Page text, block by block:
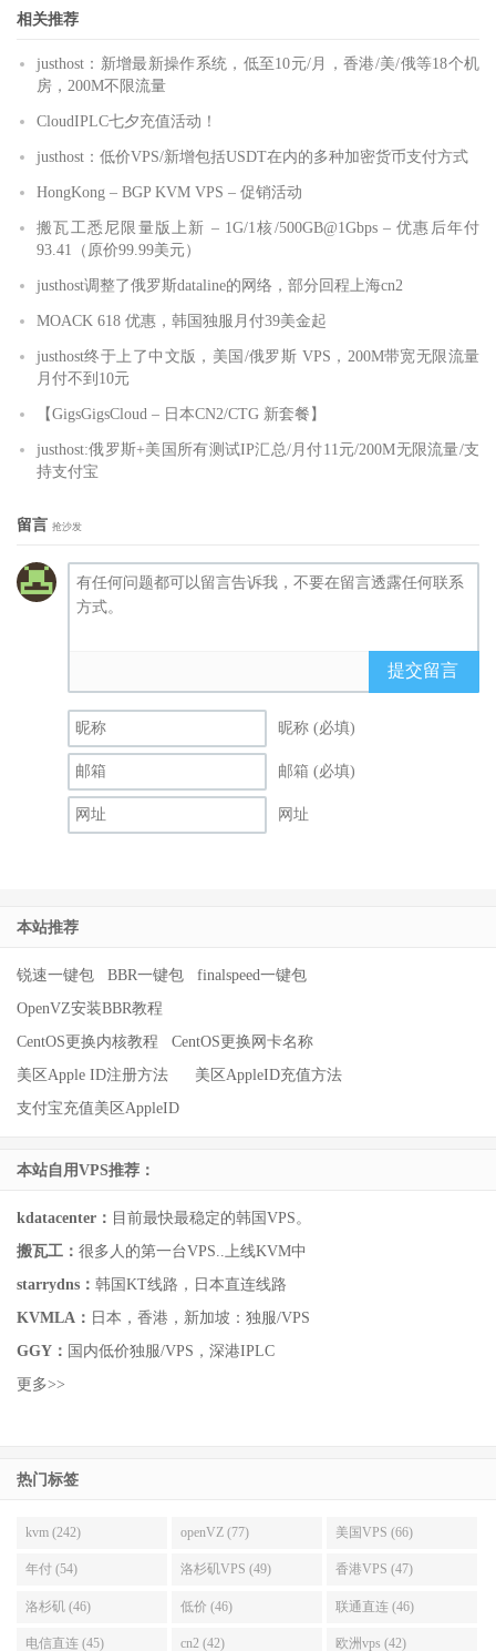
相关推荐
justhost：新增最新操作系统，低至10元/月，香港/美/俄等18个机
房，200M不限流量
CloudIPLC七夕充值活动！
justhost：低价VPS/新增包括USDT在内的多种加密货币支付方式
HongKong – BGP KVM VPS – 促销活动
搬瓦工悉尼限量版上新 – 1G/1核/500GB@1Gbps – 优惠后年付
93.41（原价99.99美元）
justhost调整了俄罗斯dataline的网络，部分回程上海cn2
MOACK 618 优惠，韩国独服月付39美金起
justhost终于上了中文版，美国/俄罗斯 VPS，200M带宽无限流量
月付不到10元
【GigsGigsCloud – 日本CN2/CTG 新套餐】
justhost:俄罗斯+美国所有测试IP汇总/月付11元/200M无限流量/支
持支付宝
留言 抢沙发
提交留言
昵称 (必填)
邮箱 (必填)
网址
本站推荐
锐速一键包 BBR一键包
finalspeed一键包
OpenVZ安装BBR教程
CentOS更换内核教程
CentOS更换网卡名称
美区Apple ID注册方法
美区AppleID充值方法
支付宝充值美区AppleID
本站自用VPS推荐：
kdatacenter： 目前最快最稳定的韩国VPS。
搬瓦工： 很多人的第一台VPS..上线KVM中
starrydns： 韩国KT线路，日本直连线路
KVMLA： 日本，香港，新加坡：独服/VPS
GGY： 国内低价独服/VPS，深港IPLC
更多>>
热门标签
kvm (242) openVZ (77) 美国VPS (66)
年付 (54) 洛杉矶VPS (49) 香港VPS (47)
洛杉矶 (46) 低价 (46) 联通直连 (46)
电信直连 (45) cn2 (42) 欧洲vps (42)